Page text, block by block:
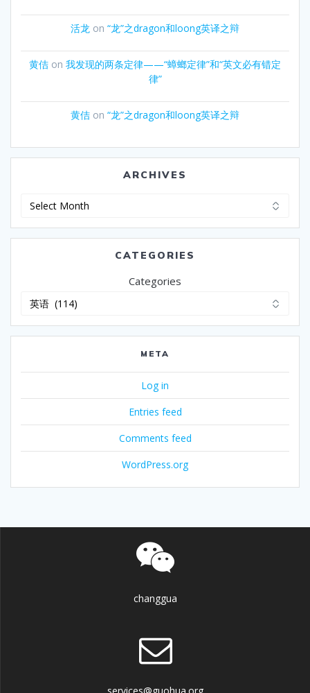
活龙 on “龙”之dragon和loong英译之辩
黄佶 on 我发现的两条定律——“蟑螂定律”和“英文必有错定
律”
黄佶 on “龙”之dragon和loong英译之辩
ARCHIVES
Archives
CATEGORIES
Categories
META
Log in
Entries feed
Comments feed
WordPress.org
changgua